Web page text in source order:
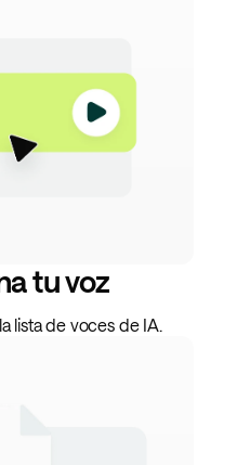
tu voz
lista de voces de IA.